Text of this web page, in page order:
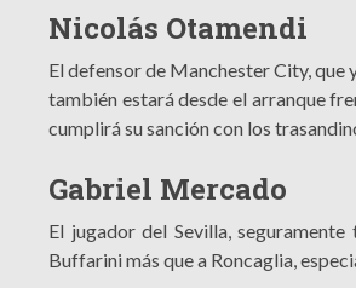
Nicolás Otamendi
El defensor de Manchester City,
también estará desde el arranque
cumplirá su sanción con los
Gabriel Mercado
El jugador del Sevilla,
Buffarini más que a Roncaglia,